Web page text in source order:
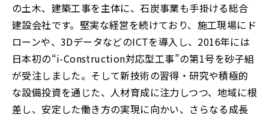
の土木、建築工事を主体に、石炭事業も手掛ける総合
建設会社です。堅実な経営を続けており、施工現場にド
ローンや、3DデータなどのICTを導入し、2016年には
日本初の“i-Construction対応型工事”の第1号を砂子組
が受注しました。そして新技術の習得・研究や積極的
な設備投資を通じた、人材育成に注力しつつ、地域に根
差し、安定した働き方の実現に向かい、さらなる成長